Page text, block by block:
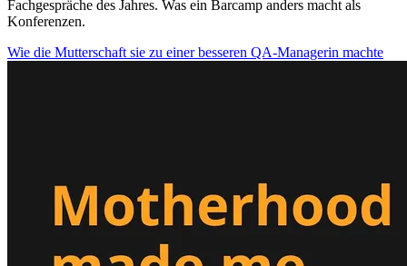
Fachgespräche des Jahres. Was ein Barcamp anders macht als
Konferenzen.
Wie die Mutterschaft sie zu einer besseren QA-Managerin machte